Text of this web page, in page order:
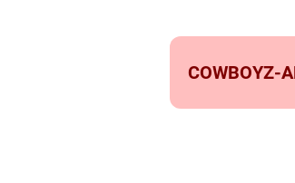
COWBOYZ-